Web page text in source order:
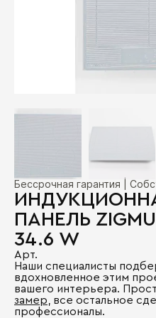
Бессрочная гарантия |
ПАНЕЛЬ
34.6 W
Арт.
Наши специалисты
вдохновленное этим
вашего интерьера.
замер , все остальное
профессионалы.